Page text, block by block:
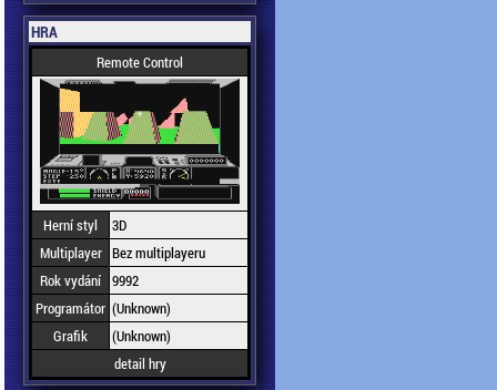
HRA
Remote Control
Herní styl
3D
Multiplayer Bez multiplayeru
Rok vydání 9992
Programátor (Unknown)
Grafik
(Unknown)
detail hry